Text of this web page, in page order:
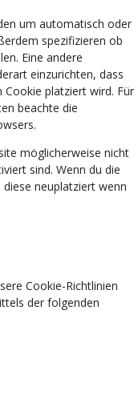
um automatisch oder
spezifizieren ob
Eine andere
einzurichten, dass
platziert wird. Für
beachte die
möglicherweise nicht
sind. Wenn du die
neuplatziert wenn
Cookie-Richtlinien
der folgenden